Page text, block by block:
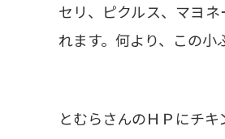
セリ、ピクルス、マヨ
れます。何より、この小
とむらさんのＨＰにチキ